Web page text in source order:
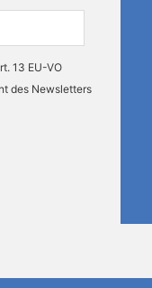
13 EU-VO
des Newsletters